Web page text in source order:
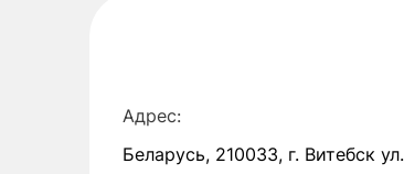
Адрес:
Беларусь, 210033, г. Витебск ул.